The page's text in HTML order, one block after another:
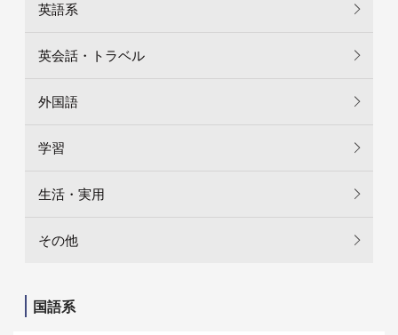
英語系
英会話・トラベル
外国語
学習
生活・実用
その他
国語系